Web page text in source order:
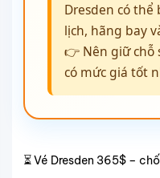
Dresden có
lịch, hãng bay
👉 Nên giữ chỗ
có mức giá tốt
⏳ Vé Dresden 365$ –